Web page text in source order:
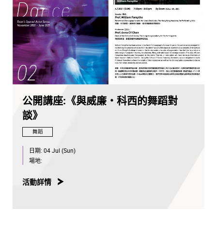
公開講座:《與威廉・科西的舞蹈對
談》
舞蹈
日期: 04 Jul (Sun)
場地:
活動詳情